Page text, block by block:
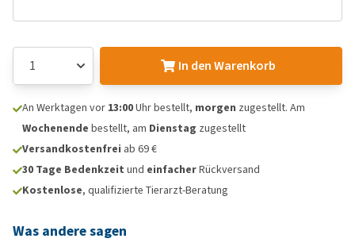
In den Warenkorb
An Werktagen vor 13:00Uhr bestellt, morgen zugestellt. Am
Wochenende bestellt, am Dienstag zugestellt
Versandkostenfrei ab 69 €
30 Tage Bedenkzeit und einfacherRückversand
Kostenlose, qualifizierte Tierarzt-Beratung
Was andere sagen